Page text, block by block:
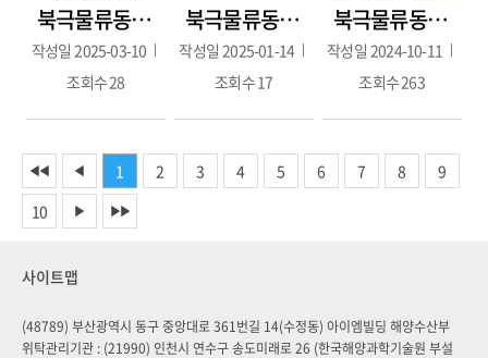
북극물류동향 109호(1월~2월호/ 2025.3.10.)
작성일 2025-03-10
조회수28
북극물류동향 108호(2024.11월-12월; 2024.12.26.)
작성일 2025-01-14
조회수17
북극물류동향 107호(8월-9월; 2024.10.10.)
작성일 2024-10-11
조회수263
◀◀ ◀ 1 2 3 4 5 6 7 8
9
10
▶ ▶▶
사이트맵
(48789) 부산광역시 동구 중앙대로 361번길 14(수정동) 아이엠빌딩 해양수산부
위탁관리기관 : (21990) 인천시 연수구 송도미래로 26 (한국해양과학기술원 부설